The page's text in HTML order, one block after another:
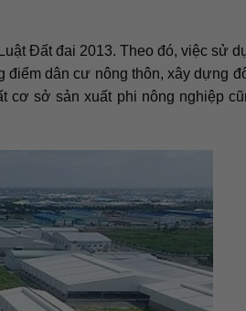
Đất đai 2013. Theo đó, việc sử
dân cư nông thôn, xây dựng
cơ sở sản xuất phi nông nghiệp